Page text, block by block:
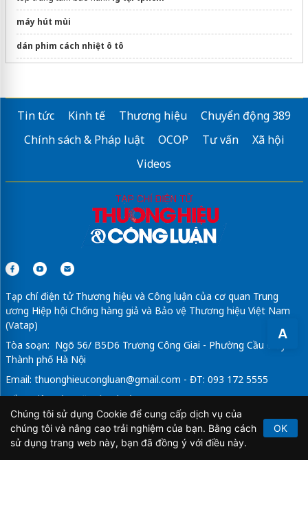
A
máy hút mùi
dán phim cách nhiệt ô tô
Bình tích khí 500 lít
Tủ điện composite
Tin tức Kinh tế Thương hiệu
Chuyển động 389
Chính sách & Pháp luật
OCOP Tư vấn
Xã hội
Videos
Tạp chí điện tử Thương hiệu và Công luận của cơ quan Trung
ương Hiệp hội Chống hàng giả và Bảo vệ Thương hiệu Việt Nam
(Vatap)
Tòa soạn: Ngõ 56/ B5D6 Trương Công Giai - Phường Cầu Giấy -
Thành phố Hà Nội
Email: thuonghieucongluan@gmail.com - ĐT: 093 172 5555
Tổng Biên Tập: Vũ Đức Thuận
Giấy phép hoạt động báo chí điện tử số 64/GP-BTTTT do Bộ
Thông tin và Truyền thông cấp ngày 21/2/2020.
Chúng tôi sử dụng Cookie để cung cấp dịch vụ của
chúng tôi và nâng cao trải nghiệm của bạn. Bằng cách
sử dụng trang web này, bạn đã đồng ý với điều này.
OK